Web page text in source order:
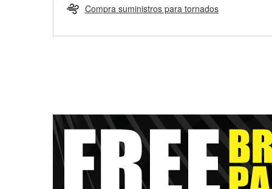
Compra suministros para tornados